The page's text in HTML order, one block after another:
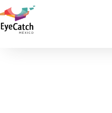
Skip to main content